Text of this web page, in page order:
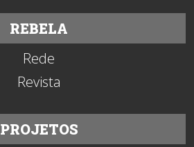
REBELA
Rede
Revista
PROJETOS